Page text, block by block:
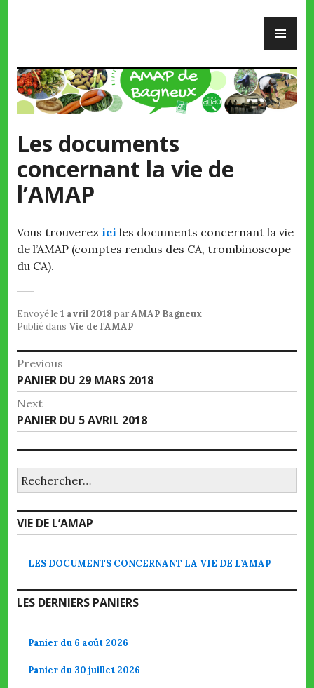
Les documents
concernant la vie de
l’AMAP
Vous trouverez ici les documents concernant la vie
de l’AMAP (comptes rendus des CA, trombinoscope
du CA).
Envoyé le1 avril 2018 parAMAP Bagneux
Publié dans Vie de l'AMAP
Navigation
de
l’article
Previous
Previous
post:
PANIER DU 29 MARS 2018
Next
Next
post:
PANIER DU 5 AVRIL 2018
VIE DE L’AMAP
LES DOCUMENTS CONCERNANT LA VIE DE L’AMAP
LES DERNIERS PANIERS
Panier du 6 août 2026
Panier du 30 juillet 2026